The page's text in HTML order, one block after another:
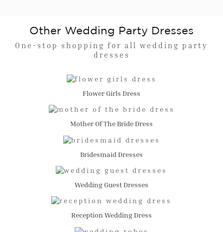
Other Wedding Party Dresses
One-stop shopping for all wedding party
dresses
Flower Girls Dress
Mother Of The Bride Dress
Bridesmaid Dresses
Wedding Guest Dresses
Reception Wedding Dress